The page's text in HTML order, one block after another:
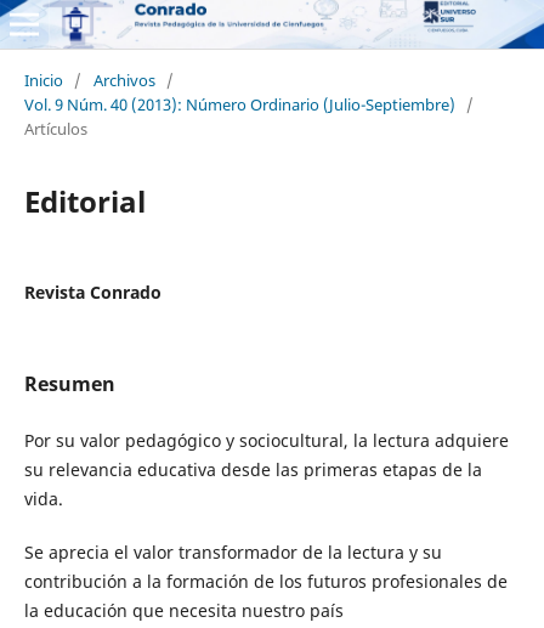
Inicio / Archivos /
Vol. 9 Núm. 40 (2013): Número Ordinario (Julio-Septiembre)
/
Artículos
Editorial
Revista Conrado
Resumen
Por su valor pedagógico y sociocultural, la lectura adquiere
su relevancia educativa desde las primeras etapas de la
vida.
Se aprecia el valor transformador de la lectura y su
contribución a la formación de los futuros profesionales de
la educación que necesita nuestro país